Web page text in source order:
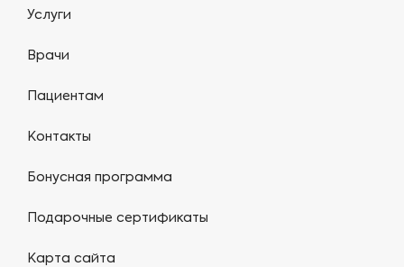
Услуги
Врачи
Пациентам
Контакты
Бонусная программа
Подарочные сертификаты
Карта сайта